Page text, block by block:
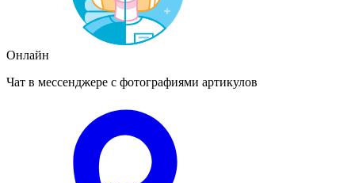
Онлайн
Чат в мессенджере с фотографиями артикулов